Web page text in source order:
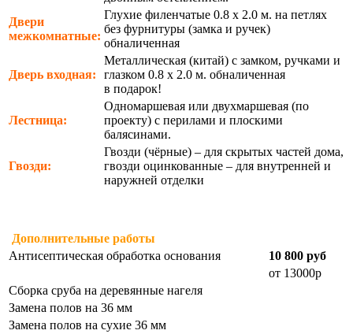
Двери
межкомнатные:
Глухие филенчатые 0.8 х 2.0 м. на петлях
без фурнитуры (замка и ручек)
обналиченная
Дверь входная:
Металлическая (китай) с замком, ручками и
глазком 0.8 х 2.0 м. обналиченная
в подарок!
Лестница:
Одномаршевая или двухмаршевая (по
проекту) с перилами и плоскими
балясинами.
Гвозди:
Гвозди (чёрные) – для скрытых частей дома,
гвозди оцинкованные – для внутренней и
наружней отделки
Дополнительные работы
Антисептическая обработка основания
10 800 руб
от 13000р
Сборка сруба на деревянные нагеля
Замена полов на 36 мм
Замена полов на сухие 36 мм